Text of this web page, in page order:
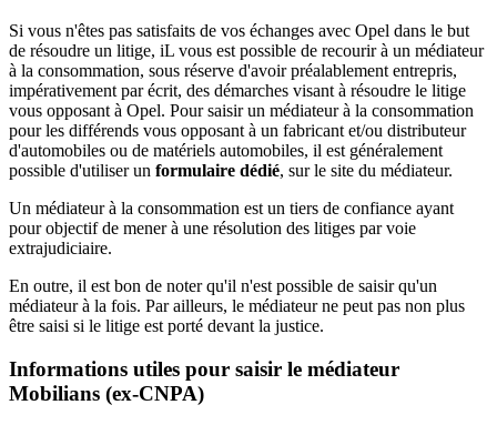
Si vous n'êtes pas satisfaits de vos échanges avec Opel dans le but
de résoudre un litige, iL vous est possible de recourir à un médiateur
à la consommation, sous réserve d'avoir préalablement entrepris,
impérativement par écrit, des démarches visant à résoudre le litige
vous opposant à Opel. Pour saisir un médiateur à la consommation
pour les différends vous opposant à un fabricant et/ou distributeur
d'automobiles ou de matériels automobiles, il est généralement
possible d'utiliser un formulaire dédié, sur le site du médiateur.
Un médiateur à la consommation est un tiers de confiance ayant
pour objectif de mener à une résolution des litiges par voie
extrajudiciaire.
En outre, il est bon de noter qu'il n'est possible de saisir qu'un
médiateur à la fois. Par ailleurs, le médiateur ne peut pas non plus
être saisi si le litige est porté devant la justice.
Informations utiles pour saisir le médiateur
Mobilians (ex-CNPA)